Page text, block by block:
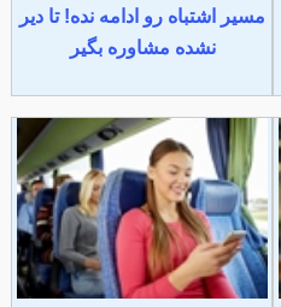
مسیر اشتباه رو ادامه نده! تا دیر
نشده مشاوره بگیر